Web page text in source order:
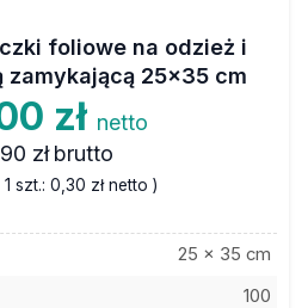
foliowe na odzież i
25x35 cm
zł netto
zł brutto
szt.: 0,30 złnetto )
25 x 35 cm
100